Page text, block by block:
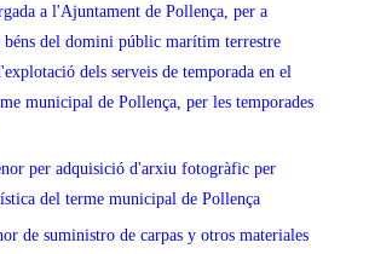
a l'Ajuntament de Pollença, per a
béns del domini públic marítim terrestre
dels serveis de temporada en el
municipal de Pollença, per les temporades
per adquisició d'arxiu fotogràfic per
del terme municipal de Pollença
de suministro de carpas y otros materiales